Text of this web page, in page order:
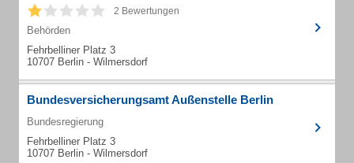
2 Bewertungen
Behörden
Fehrbelliner Platz 3
10707 Berlin - Wilmersdorf
Bundesversicherungsamt Außenstelle Berlin
Bundesregierung
Fehrbelliner Platz 3
10707 Berlin - Wilmersdorf